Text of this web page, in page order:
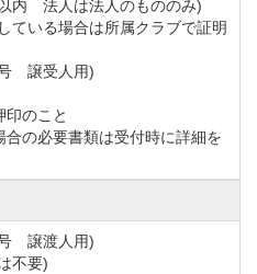
内 法人は法人のもののみ)
ている場合は所属クラブで証明
号 譲受人用)
印のこと
合の必要書類は受付時に詳細を
号 譲渡人用)
不要)